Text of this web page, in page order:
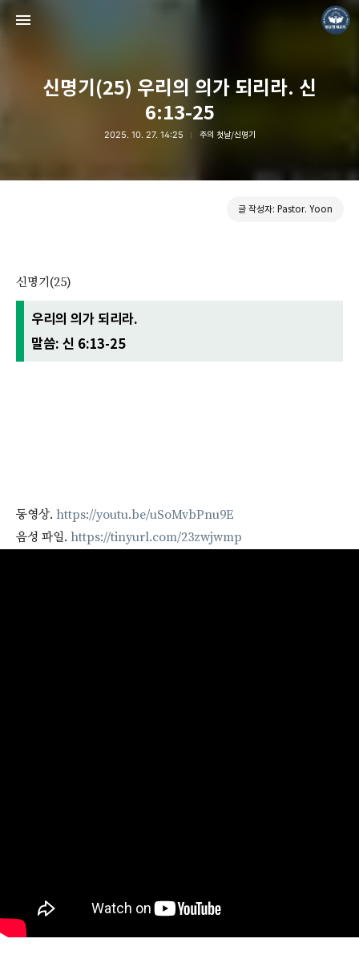
신명기(25) 우리의 의가 되리라. 신
6:13-25
2025. 10. 27. 14:25 주의 첫날/신명기
글 작성자: Pastor. Yoon
신명기(25)
우리의 의가 되리라.
말씀: 신 6:13-25
동영상. https://youtu.be/uSoMvbPnu9E
음성 파일. https://tinyurl.com/23zwjwmp
❏말씀침례교회 ❏AV1611.net ❏Peter Yoon